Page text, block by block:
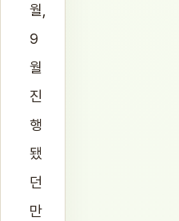
월,
9
월
진
행
됐
던
만